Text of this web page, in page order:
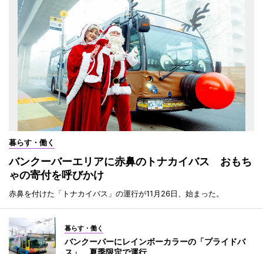
暮らす・働く
バンクーバーエリアに赤鼻のトナカイバス おもち
ゃの寄付を呼びかけ
赤鼻を付けた「トナカイバス」の運行が11月26日、始まった。
暮らす・働く
バンクーバーにレインボーカラーの「プライドバ
ス」 夏季限定で運行